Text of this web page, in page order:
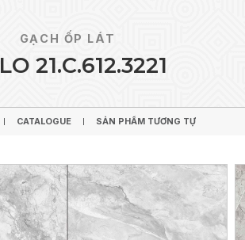
GẠCH ỐP LÁT
LO 21.C.612.3221
CATALOGUE SẢN PHẨM TƯƠNG TỰ